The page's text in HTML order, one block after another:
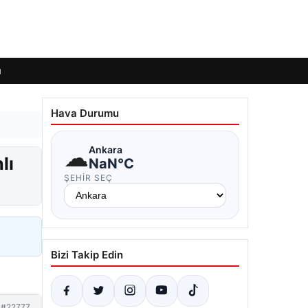
Hava Durumu
☁Ankara
NaN°C
ŞEHIR SEÇ
Bizi Takip Edin